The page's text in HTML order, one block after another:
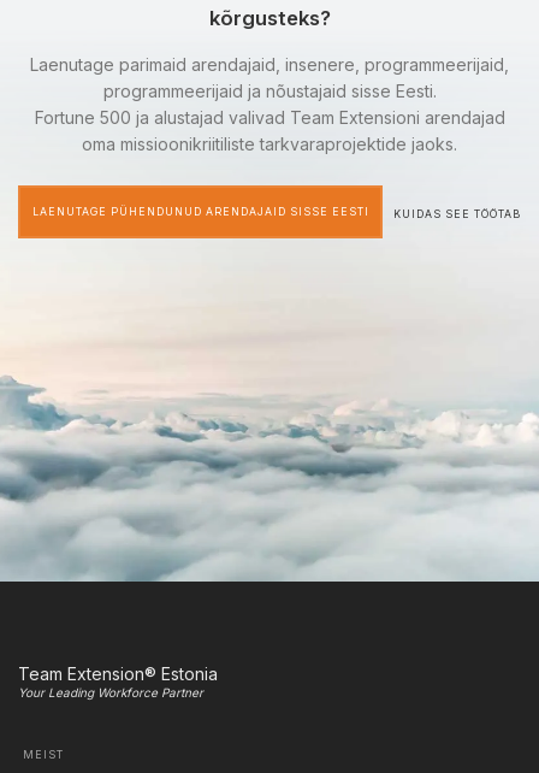
kõrgusteks?
Laenutage parimaid arendajaid, insenere, programmeerijaid,
programmeerijaid ja nõustajaid sisse Eesti.
Fortune 500 ja alustajad valivad Team Extensioni arendajad
oma missioonikriitiliste tarkvaraprojektide jaoks.
LAENUTAGE PÜHENDUNUD ARENDAJAID SISSE EESTI KUIDAS SEE TÖÖTAB
Team Extension® Estonia
Your Leading Workforce Partner
MEIST